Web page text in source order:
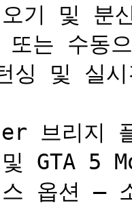
기 및 분
또는 수
및 실시
브리지
GTA 5
옵션 –